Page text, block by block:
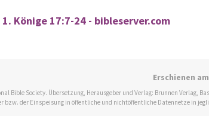
1. Könige 17:7-24 - bibleserver.com
Erschienen
Bible Society. Übersetzung, Herausgeber und Verlag: Brunnen Verlag,
bzw. der Einspeisung in öffentliche und nichtöffentliche Datennetze in